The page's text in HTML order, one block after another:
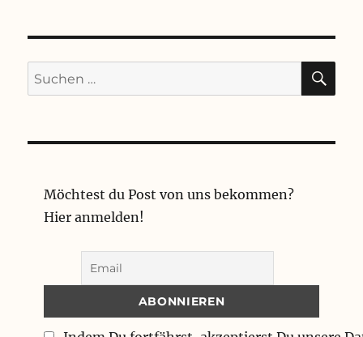
Suchen
nach:
Möchtest du Post von uns bekommen?
Hier anmelden!